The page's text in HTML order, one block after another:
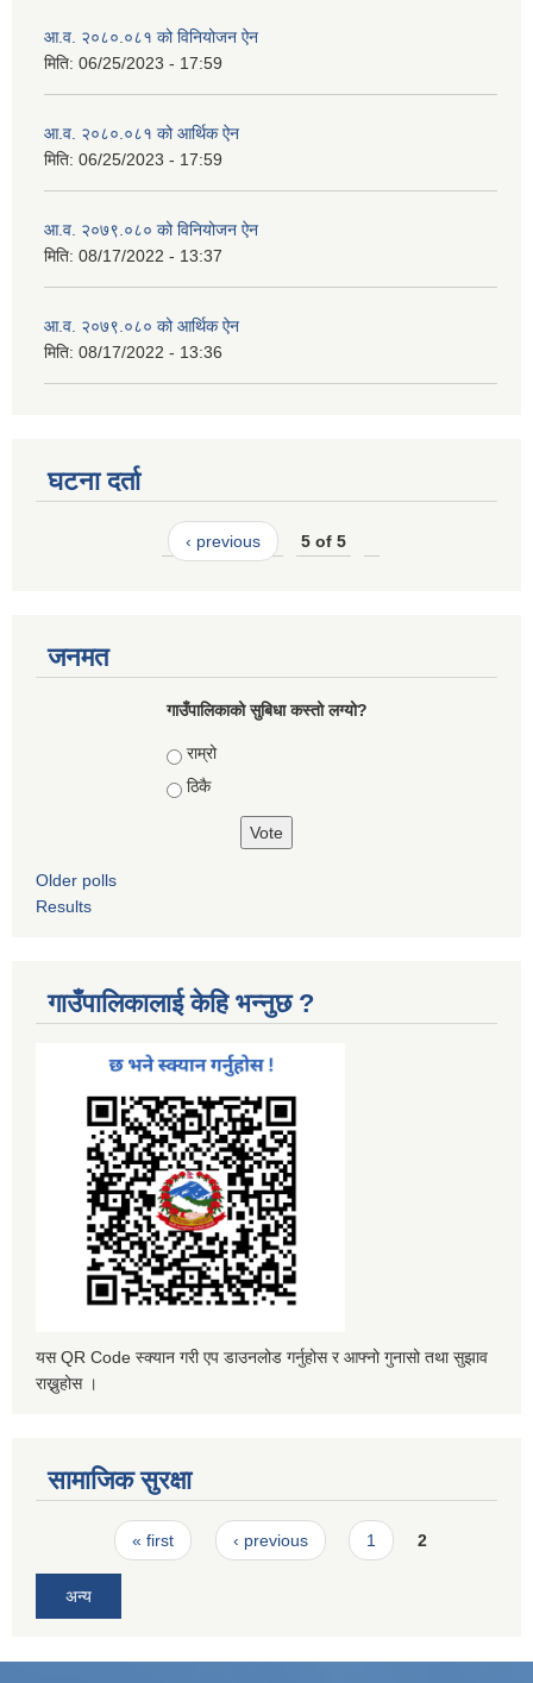
आ.व. २०८०.०८१ को विनियोजन ऐन
मिति: 06/25/2023 - 17:59
आ.व. २०८०.०८१ को आर्थिक ऐन
मिति: 06/25/2023 - 17:59
आ.व. २०७९.०८० को विनियोजन ऐन
मिति: 08/17/2022 - 13:37
आ.व. २०७९.०८० को आर्थिक ऐन
मिति: 08/17/2022 - 13:36
घटना दर्ता
‹ previous 5 of 5
जनमत
गाउँपालिकाको सुबिधा कस्तो लग्यो?
Choices
राम्रो
ठिकै
Older polls
Results
गाउँपालिकालाई केहि भन्नुछ ?
यस QR Code स्क्यान गरी एप डाउनलोड गर्नुहोस र आफ्नो गुनासो तथा सुझाव
राख्नुहोस ।
सामाजिक सुरक्षा
Pages« first ‹ previous 1 2
अन्य